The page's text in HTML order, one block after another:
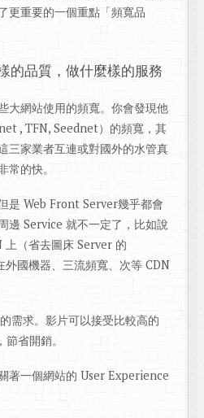
更重要的一個重點「頻寬品
的品質，做什麼樣的服務
大網站使用的頻寬。你會發現他
, TFN, Seednet）的頻寬，其
三家業者互連或對國外的水管真
的快。
是 Web Front Server幾乎都會
邊 Service 就不一定了，比如說
上（省去圖床 Server 的
國機器、三流頻寬、次等 CDN
需求。影片可以接受比較高的
省開銷。
著一個網站的 User Experience